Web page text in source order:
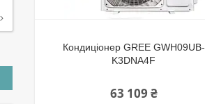
Кондиціонер GREE GWH09UB-
K3DNA4F
63 109 ₴